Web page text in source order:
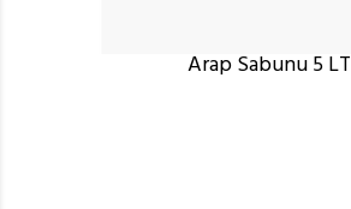
Arap Sabunu 5 LT